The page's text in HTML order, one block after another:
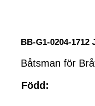
BB-G1-0204-
Båtsman för
Född: